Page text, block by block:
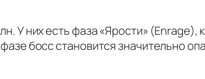
У них есть фаза «Ярости» (Enrage),
босс становится значительно